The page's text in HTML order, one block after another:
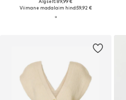
Algselt: 89,99 €
Viimane madalaim hind:59,92 €